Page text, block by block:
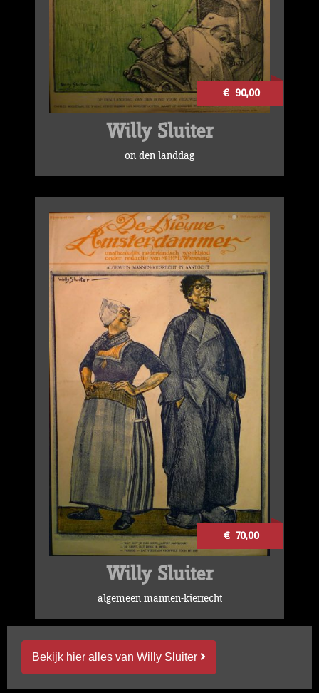
€ 90,00
Willy Sluiter
on den landdag
€ 70,00
Willy Sluiter
algemeen mannen-kierrecht
Bekijk hier alles van Willy Sluiter